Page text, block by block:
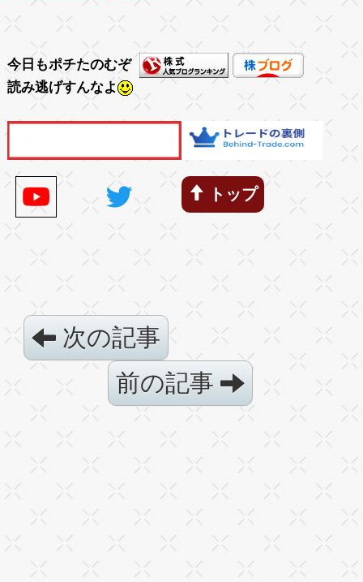
今日もポチたのむぞ
読み逃げすんなよ
トップ
次の記事
前の記事